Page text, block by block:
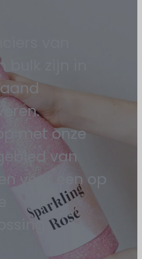
van
bulk zijn in
met onze
van
voor een op